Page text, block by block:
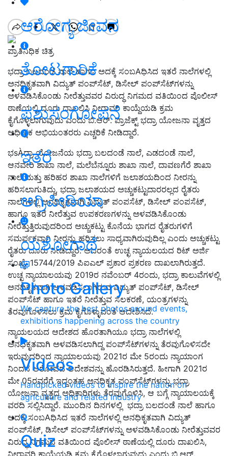
ಆರೋಗ್ಯ ಜೀವನ
ತೋಟಗಾರಿಕೆ
ಪಶುಸಂಗೋಪನೆ
ಇತರೆ
ಅಗ್ರಿಪೀಡಿಯಾ
ಯಶೋಗಾಥೆ
Photo Gallery
We capture the best photos around events,
exhibitions happening across the country
Videos
Handpicked videos to inspire the nation on
agriculture and related industry
Quiz
ಪ್ರಾತಿನಿಧಿಕ ಚಿತ್ರ
ಭದ್ರಾ ಬಲದಂಡೆ ನಾಲೆ ಹಾಗೂ ಅದಕ್ಕೆ ಸಂಬAಧಿಸಿದ ಇತರೆ ನಾಲೆಗಳಲ್ಲಿ
ಅನಧಿಕೃತವಾಗಿ ವಿದ್ಯುತ್ ಪಂಪ್‌ಸೆಟ್, ಡಿಸೇಲ್ ಪಂಪ್‌ಸೆಟ್‌ಗಳನ್ನು
ಅಳವಡಿಸಿಕೊಂಡು ನೀರೆತ್ತುವವರ ವಿರುದ್ಧ ನಿಗಮದ ವತಿಯಿಂದ ಪೊಲೀಸ್
ಠಾಣೆಯಲ್ಲಿ ದೂರು ದಾಖಲಿಸಿ ನೀರಾವರಿ ಕಾಯ್ದೆಯಡಿ ಕ್ರಮ
ಕೈಗೊಳ್ಳಲಾಗುವುದು ಎಂದು ಬಿ.ಆರ್. ಪ್ರಾಜೆಕ್ಟ್ ಭದ್ರಾ ಯೋಜನಾ ವೃತ್ತದ
ಅಧೀಕ್ಷಕ ಅಭಿಯಂತರರು ಎಚ್ಚರಿಕೆ ನೀಡಿದ್ದಾರೆ.
ಭsÀದ್ರಾ ಯೋಜನೆಯ ಭದ್ರಾ ಬಲದಂಡೆ ನಾಲೆ, ಎಡದಂಡೆ ನಾಲೆ,
ಆನವೇರಿ ಶಾಖಾ ನಾಲೆ, ಮಲೆಬೆನ್ನೂರು ಶಾಖಾ ನಾಲೆ, ದಾವಣಗೆರೆ ಶಾಖಾ
ನಾಲೆ ಮತ್ತು ಹರಿಹರ ಶಾಖಾ ನಾಲೆಗಳಿಗೆ ಜಲಾಶಯದಿಂದ ನೀರನ್ನು
ಹರಿಸಲಾಗುತಿದ್ದು, ಭದ್ರಾ ಜಲಾಶಯದ ಅಚ್ಚುಕಟ್ಟುದಾರರಲ್ಲದ ರೈತರು
ನಾಲೆಗಳಲ್ಲಿ ಅನಧಿಕೃತವಾಗಿ ವಿದ್ಯುತ್ ಪಂಪಸೆಟ್, ಡಿಸೇಲ್ ಪಂಪಸೆಟ್,
ಹಾಗೂ ಇತರೆ ನೀರೆತ್ತುವ ಉಪಕರಣಗಳನ್ನು ಅಳವಡಿಸಿಕೊಂಡು
ನೀರೆತ್ತುತ್ತಿರುವುದರಿಂದ ಅಚ್ಚುಕಟ್ಟು ಕೊನೆಯ ಭಾಗದ ರೈತರುಗಳಿಗೆ
ಸಮರ್ಪಕವಾಗಿ ನೀರನ್ನು ಹರಿಸಲು ಸಾಧ್ಯವಾಗಿರುವುದಿಲ್ಲ ಎಂದು ಅಚ್ಚುಕಟ್ಟು
ರೈತರು ದೂರು ನೀಡಿದ್ದಾರೆ. ಅದರಂತೆ ಉಚ್ಛ ನ್ಯಾಯಲಯದ ರಿಟ್ ಅರ್ಜಿ
ಸಂಖ್ಯೆ: 15744/2019 ಪಿಐಎಲ್ ಪ್ರಕಾರ ಪ್ರಕರಣ ದಾಖಲಾಗಿರುತ್ತದೆ.
ಉಚ್ಛ ನ್ಯಾಯಾಲಯವು 2019ರ ನವೆಂಬರ್ 4ರಂದು, ಭದ್ರಾ ಕಾಲುವೆಗಳಲ್ಲಿ
ಅನಧಿಕೃತವಾಗಿ ಅಳವಡಿಸಲಾಗಿರುವ ವಿದ್ಯುತ್ ಪಂಪ್‌ಸೆಟ್, ಡಿಸೇಲ್
ಪಂಪ್‌ಸೆಟ್ ಹಾಗೂ ಇತರೆ ನೀರೆತ್ತುವ ಸಲಕರಣೆ, ಯಂತ್ರಗಳನ್ನು
ತೆರವುಗೊಳಿಸಲು ಕ್ರಮ ಕೈಗೊಳ್ಳುವಂತೆ ಆದೇಶಿಸಿದೆ.
ನ್ಯಾಯಲಯದ ಆದೇಶದ ಹೊರತಾಗಿಯೂ ಭದ್ರಾ ನಾಲೆಗಳಲ್ಲಿ
ಅನಧಿಕೃತವಾಗಿ ಅಳವಡಿಸಲಾಗಿದ್ದ ಪಂಪ್‌ಸೆಟ್‌ಗಳನ್ನು ತೆರವುಗೊಳಿಸದೇ
ಇರುವುದರಿಂದ ನ್ಯಾಯಾಲಯವು 2021ರ ಮೇ 5ರಂದು ನ್ಯಾಯಾಂಗ
ನಿಂದನೆ ಆರೋಪದ ಆದೇಶವನ್ನು ಹೊರಡಿಸಿರುತ್ತದೆ. ಹೀಗಾಗಿ 2021ರ
ಮೇ 05ರವರೆಗೆ ಇದ್ದಂತಹ ಅನಧಿಕೃತ ಪಂಪ್‌ಸೆಟ್‌ಗಳನ್ನು ಭದ್ರಾ
ಯೋಜನಾ ವೃತ್ತದ ಅಧಿಕಾರಿಗಳು ತೆರವುಗೊಳಿಸಿ, ಆ ಬಗ್ಗೆ ನ್ಯಾಯಾಲಯಕ್ಕೆ
ವರದಿ ಸಲ್ಲಿಸಿದ್ದಾರೆ. ಮುಂದಿನ ದಿನಗಳಲ್ಲಿ ಭದ್ರಾ ಬಲದಂಡೆ ನಾಲೆ ಹಾಗೂ
ಅದಕ್ಕೆ ಸಂಬAಧಿಸಿದ ಇತರೆ ನಾಲೆಗಳಲ್ಲಿ ಅನಧಿಕೃತವಾಗಿ ವಿದ್ಯುತ್
ಪಂಪ್‌ಸೆಟ್, ಡಿಸೇಲ್ ಪಂಪ್‌ಸೆಟ್‌ಗಳನ್ನು ಅಳವಡಿಸಿಕೊಂಡು ನೀರೆತ್ತುವವರ
ವಿರುದ್ಧ ನಿಗಮದ ವತಿಯಿಂದ ಪೊಲೀಸ್ ಠಾಣೆಯಲ್ಲಿ ದೂರು ದಾಖಲಿಸಿ,
ನೀರಾವರಿ ಕಾಯ್ದೆಯಡಿ ಕ್ರಮ ಕೈಗೊಳ್ಳಲಾಗುವುದು ಎಂದು ಬಿ.ಆರ್.